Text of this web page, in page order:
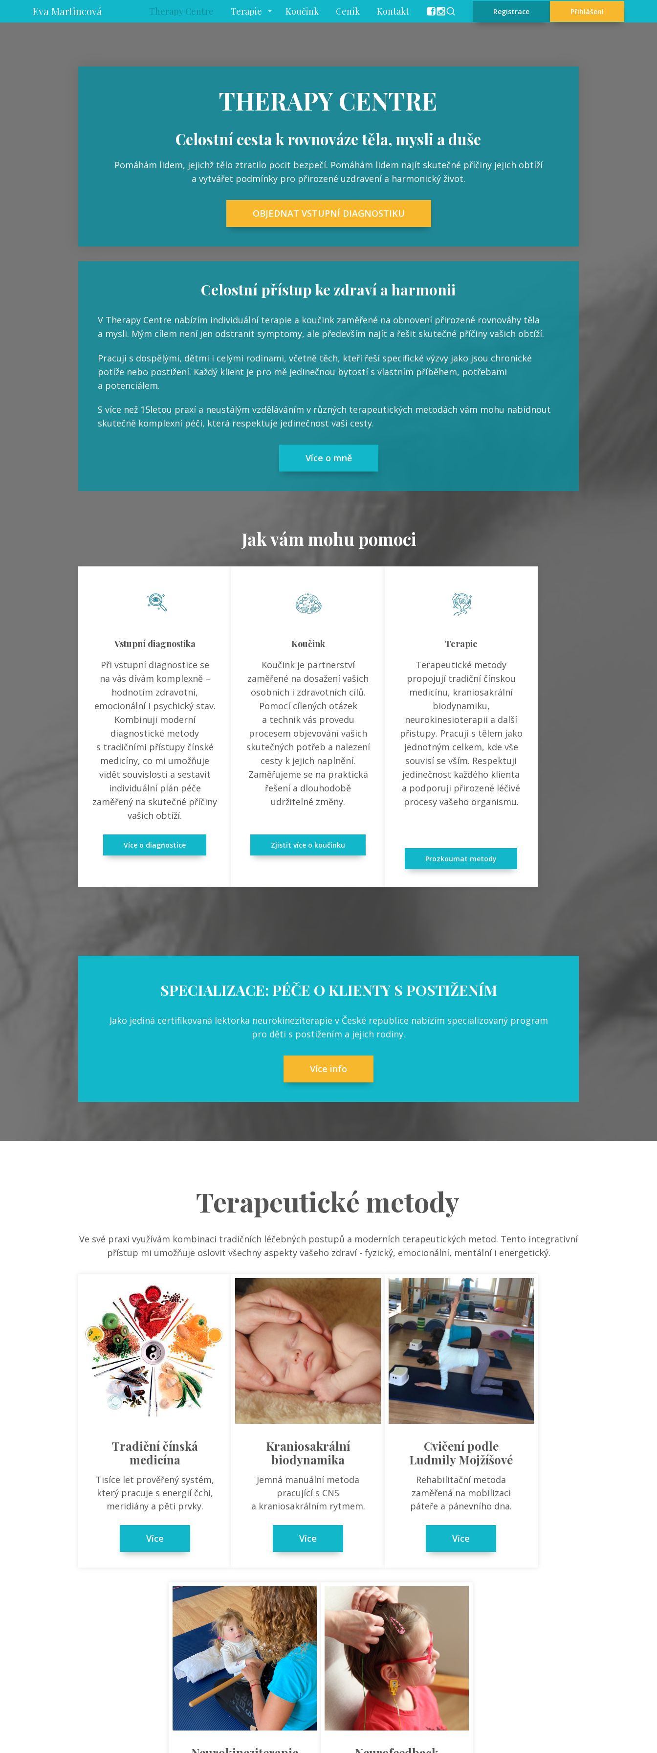
Eva Martincová Therapy Centre Terapie Koučink Ceník Kontakt Registrace Přihlášení
THERAPY CENTRE
Celostní cesta k rovnováze těla, mysli a duše
Pomáhám lidem, jejichž tělo ztratilo pocit bezpečí. Pomáhám lidem najít skutečné příčiny jejich obtíží
a vytvářet podmínky pro přirozené uzdravení a harmonický život.
OBJEDNAT VSTUPNÍ DIAGNOSTIKU
Celostní přístup ke zdraví a harmonii
V Therapy Centre nabízím individuální terapie a koučink zaměřené na obnovení přirozené rovnováhy těla
a mysli. Mým cílem není jen odstranit symptomy, ale především najít a řešit skutečné příčiny vašich obtíží.
Pracuji s dospělými, dětmi i celými rodinami, včetně těch, kteří řeší specifické výzvy jako jsou chronické
potíže nebo postižení. Každý klient je pro mě jedinečnou bytostí s vlastním příběhem, potřebami
a potenciálem.
S více než 15letou praxí a neustálým vzděláváním v různých terapeutických metodách vám mohu nabídnout
skutečně komplexní péči, která respektuje jedinečnost vaší cesty.
Více o mně
Jak vám mohu pomoci
Vstupní diagnostika
Při vstupní diagnostice se
na vás dívám komplexně –
hodnotím zdravotní,
emocionální i psychický stav.
Kombinuji moderní
diagnostické metody
s tradičními přístupy čínské
medicíny, co mi umožňuje
vidět souvislosti a sestavit
individuální plán péče
zaměřený na skutečné příčiny
vašich obtíží.
Více o diagnostice
Koučink
Koučink je partnerství
zaměřené na dosažení vašich
osobních i zdravotních cílů.
Pomocí cílených otázek
a technik vás provedu
procesem objevování vašich
skutečných potřeb a nalezení
cesty k jejich naplnění.
Zaměřujeme se na praktická
řešení a dlouhodobě
udržitelné změny.
Zjistit více o koučinku
Terapie
Terapeutické metody
propojují tradiční čínskou
medicínu, kraniosakrální
biodynamiku,
neurokinesioterapii a další
přístupy. Pracuji s tělem jako
jednotným celkem, kde vše
souvisí se vším. Respektuji
jedinečnost každého klienta
a podporuji přirozené léčivé
procesy vašeho organismu.
Prozkoumat metody
SPECIALIZACE: PÉČE O KLIENTY S POSTIŽENÍM
Jako jediná certifikovaná lektorka neurokineziterapie v České republice nabízím specializovaný program
pro děti s postižením a jejich rodiny.
Více info
Terapeutické metody
Ve své praxi využívám kombinaci tradičních léčebných postupů a moderních terapeutických metod. Tento integrativní
přístup mi umožňuje oslovit všechny aspekty vašeho zdraví - fyzický, emocionální, mentální i energetický.
Tradiční čínská
medicína
Tisíce let prověřený systém,
který pracuje s energií čchi,
meridiány a pěti prvky.
Více
Kraniosakrální
biodynamika
Jemná manuální metoda
pracující s CNS
a kraniosakrálním rytmem.
Více
Cvičení podle
Ludmily Mojžíšové
Rehabilitační metoda
zaměřená na mobilizaci
páteře a pánevního dna.
Více